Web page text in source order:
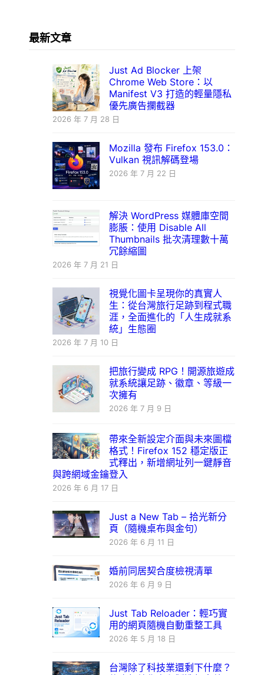
最新文章
Just Ad Blocker 上架
Chrome Web Store：以
Manifest V3 打造的輕量隱私
優先廣告攔截器
2026 年 7 月 28 日
Mozilla 發布 Firefox 153.0：
Vulkan 視訊解碼登場
2026 年 7 月 22 日
解決 WordPress 媒體庫空間
膨脹：使用 Disable All
Thumbnails 批次清理數十萬
冗餘縮圖
2026 年 7 月 21 日
視覺化圖卡呈現你的真實人
生：從台灣旅行足跡到程式職
涯，全面進化的「人生成就系
統」生態圈
2026 年 7 月 10 日
把旅行變成 RPG！開源旅遊成
就系統讓足跡、徽章、等級一
次擁有
2026 年 7 月 9 日
帶來全新設定介面與未來圖檔
格式！Firefox 152 穩定版正
式釋出，新增網址列一鍵靜音
與跨網域金鑰登入
2026 年 6 月 17 日
Just a New Tab – 拾光新分
頁（隨機桌布與金句）
2026 年 6 月 11 日
婚前同居契合度檢視清單
2026 年 6 月 9 日
Just Tab Reloader：輕巧實
用的網頁隨機自動重整工具
2026 年 5 月 18 日
台灣除了科技業還剩下什麼？